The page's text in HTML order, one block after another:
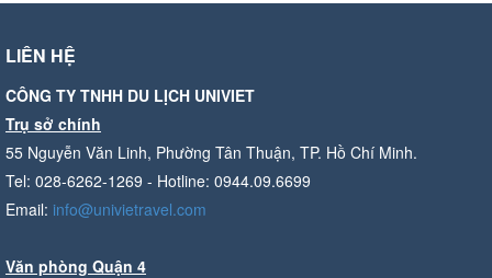
LIÊN HỆ
CÔNG TY TNHH DU LỊCH UNIVIET
Trụ sở chính
55 Nguyễn Văn Linh, Phường Tân Thuận, TP. Hồ Chí Minh.
Tel: 028-6262-1269 - Hotline: 0944.09.6699
Email: info@univietravel.com
Văn phòng Quận 4